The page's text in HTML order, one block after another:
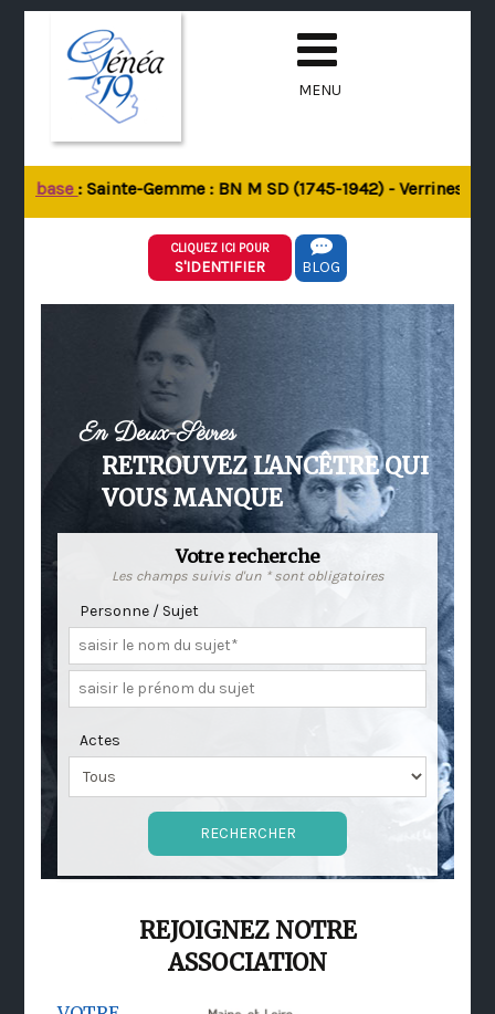
MENU
base: Sainte-Gemme : BN M SD (1745-1942) - Verrines-
CLIQUEZ ICI POUR
S'IDENTIFIER BLOG
En Deux-Sèvres
RETROUVEZ L'ANCÊTRE QUI
VOUS MANQUE
Votre recherche
Les champs suivis d'un * sont obligatoires
Personne / Sujet
Actes
REJOIGNEZ NOTRE
ASSOCIATION